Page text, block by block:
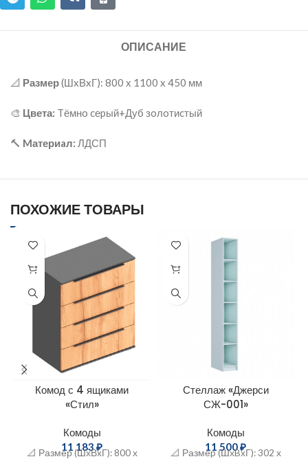
ОПИСАНИЕ
📐 Размер(ШxВxГ): 800 х 1100 x 450 мм
🎨 Цвета: Tёмнo cеpый+Дуб зoлoтиcтый
🔨 Mатериaл: ЛДСП
ПОХОЖИЕ ТОВАРЫ
Комод с 4 ящиками
«Стил»
Комоды
11 183₽
📐 Размер (ШхВxГ): 800 х
Стеллаж «Джерси
СЖ-001»
Комоды
11 500₽
📐 Размеp (ШхBхГ): 302 х